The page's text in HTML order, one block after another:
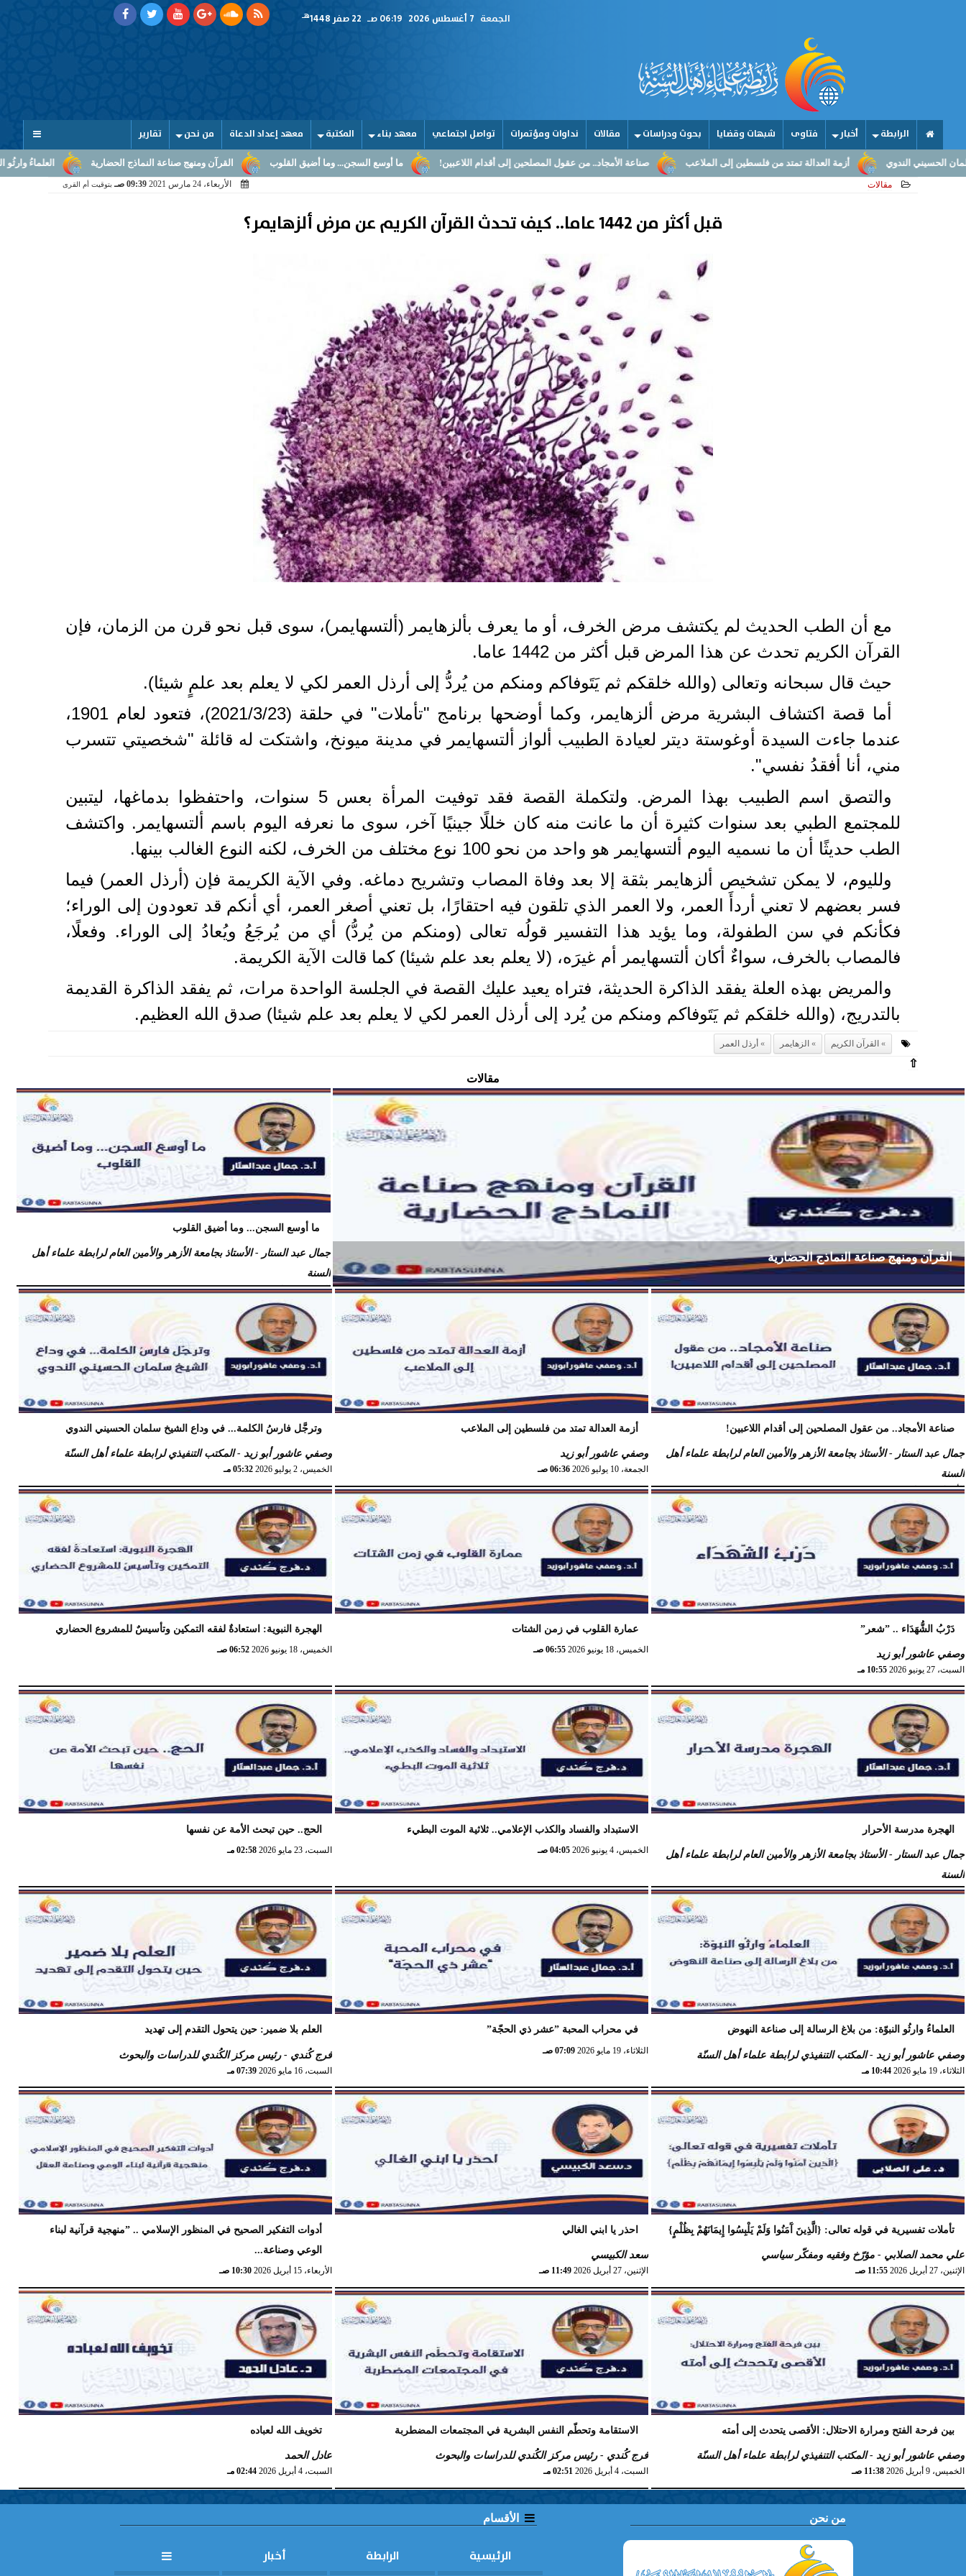
الجمعة 06:19 صـ هـ
الرابطة أخبار فتاوى شبهات وقضايا بحوث ودراسات مقالات نداوات ومؤتمرات تواصل اجتماعي معهد بناء المكتبة معهد إعداد الدعاة من نحن تقارير
العلماءُ وارثُو النبوّة: من بلاغ القرآن ومنهج صناعة النماذج الحضارية ما أوسع السجن... وما أضيق القلوب صناعة الأمجاد.. من عقول المصلحين إلى أقدام اللاعبين! أزمة العدالة تمتد من فلسطين إلى الملاعب
مقالات الأربعاء، 24 مارس 2021 09:39 صـ بتوقيت أم القرى
قبل أكثر من 1442 عاما.. كيف تحدث القرآن الكريم عن مرض ألزهايمر؟
مع أن الطب الحديث لم يكتشف مرض الخرف، أو ما يعرف بألزهايمر (ألتسهايمر)، سوى قبل نحو قرن من الزمان، فإن
القرآن الكريم تحدث عن هذا المرض قبل أكثر من 1442 عاما.
حيث قال سبحانه وتعالى (والله خلقكم ثم يَتَوفاكم ومنكم من يُردُّ إلى أرذل العمر لكي لا يعلم بعد علمٍ شيئا).
أما قصة اكتشاف البشرية مرض ألزهايمر، وكما أوضحها برنامج "تأملات" في حلقة (2021/3/23)، فتعود لعام 1901،
عندما جاءت السيدة أوغوستة ديتر لعيادة الطبيب ألواز ألتسهايمر في مدينة ميونخ، واشتكت له قائلة "شخصيتي تتسرب
مني، أنا أفقدُ نفسي".
والتصق اسم الطبيب بهذا المرض. ولتكملة القصة فقد توفيت المرأة بعس 5 سنوات، واحتفظوا بدماغها، ليتبين
للمجتمع الطبي بعد سنوات كثيرة أن ما عانت منه كان خللًا جينيًا آخر، سوى ما نعرفه اليوم باسم ألتسهايمر. واكتشف
الطب حديثًا أن ما نسميه اليوم ألتسهايمر هو واحد من نحو 100 نوع مختلف من الخرف، لكنه النوع الغالب بينها.
ولليوم، لا يمكن تشخيص ألزهايمر بثقة إلا بعد وفاة المصاب وتشريح دماغه. وفي الآية الكريمة فإن (أرذل العمر) فيما
فسر بعضهم لا تعني أردأَ العمر، ولا العمر الذي تلقون فيه احتقارًا، بل تعني أصغر العمر، أي أنكم قد تعودون إلى الوراء؛
فكأنكم في سن الطفولة، وما يؤيد هذا التفسير قولُه تعالى (ومنكم من يُردُّ) أي من يُرجَعُ ويُعادُ إلى الوراء. وفعلًا،
فالمصاب بالخرف، سواءٌ أكان ألتسهايمر أم غيرَه، (لا يعلم بعد علم شيئا) كما قالت الآية الكريمة.
والمريض بهذه العلة يفقد الذاكرة الحديثة، فتراه يعيد عليك القصة في الجلسة الواحدة مرات، ثم يفقد الذاكرة القديمة
بالتدريج، (والله خلقكم ثم يَتَوفاكم ومنكم من يُرد إلى أرذل العمر لكي لا يعلم بعد علم شيئا) صدق الله العظيم.
القرآن الكريم الزهايمر أرذل العمر
⇧
مقالات
القرآن ومنهج صناعة النماذج الحضارية
فرج كُندي - رئيس مركز الكُندي للدراسات والبحوث
السبت، 18 يوليو 2026 09:14 مـ
ما أوسع السجن... وما أضيق القلوب
جمال عبد الستار - الأستاذ بجامعة الأزهر والأمين العام لرابطة علماء أهل
السنة
السبت، 18 يوليو 2026 12:29 مـ
صناعة الأمجاد.. من عقول المصلحين إلى أقدام اللاعبين!
جمال عبد الستار - الأستاذ بجامعة الأزهر والأمين العام لرابطة علماء أهل
السنة
الأربعاء، 15 يوليو 2026 09:08 صـ
أزمة العدالة تمتد من فلسطين إلى الملاعب
وصفي عاشور أبو زيد
الجمعة، 10 يوليو 2026 06:36 صـ
وترجَّل فارسُ الكلمة... في وداع الشيخ سلمان الحسيني الندوي
وصفي عاشور أبو زيد - المكتب التنفيذي لرابطة علماء أهل السنّة
الخميس، 2 يوليو 2026 05:32 مـ
دَرْبُ الشُّهَدَاء .. ”شعر”
وصفي عاشور أبو زيد
السبت، 27 يونيو 2026 10:55 مـ
عمارة القلوب في زمن الشتات
الخميس، 18 يونيو 2026 06:55 صـ
الهجرة النبوية: استعادةٌ لفقه التمكين وتأسيسٌ للمشروع الحضاري
الخميس، 18 يونيو 2026 06:52 صـ
الهجرة مدرسة الأحرار
جمال عبد الستار - الأستاذ بجامعة الأزهر والأمين العام لرابطة علماء أهل
السنة
الثلاثاء، 16 يونيو 2026 10:22 صـ
الاستبداد والفساد والكذب الإعلامي.. ثلاثية الموت البطيء
الخميس، 4 يونيو 2026 04:05 صـ
الحج.. حين تبحث الأمة عن نفسها
السبت، 23 مايو 2026 02:58 مـ
العلماءُ وارثُو النبوّة: من بلاغ الرسالة إلى صناعة النهوض
وصفي عاشور أبو زيد - المكتب التنفيذي لرابطة علماء أهل السنّة
الثلاثاء، 19 مايو 2026 10:44 مـ
في محراب المحبة ”عشر ذي الحجّة”
الثلاثاء، 19 مايو 2026 07:09 صـ
العلم بلا ضمير: حين يتحول التقدم إلى تهديد
فرج كُندي - رئيس مركز الكُندي للدراسات والبحوث
السبت، 16 مايو 2026 07:39 مـ
تأملات تفسيرية في قوله تعالى: {الَّذِينَ آَمَنُوا وَلَمْ يَلْبِسُوا إِيمَانَهُمْ بِظُلْمٍ}
علي محمد الصلابي - مؤرّخ وفقيه ومفكّر سياسي
الإثنين، 27 أبريل 2026 11:55 صـ
احذر يا ابني الغالي
سعد الكبيسي
الإثنين، 27 أبريل 2026 11:49 صـ
أدوات التفكير الصحيح في المنظور الإسلامي .. ”منهجية قرآنية لبناء
الوعي وصناعة...
الأربعاء، 15 أبريل 2026 10:30 صـ
بين فرحة الفتح ومرارة الاحتلال: الأقصى يتحدث إلى أمته
وصفي عاشور أبو زيد - المكتب التنفيذي لرابطة علماء أهل السنّة
الخميس، 9 أبريل 2026 11:38 صـ
الاستقامة وتحطّم النفس البشرية في المجتمعات المضطربة
فرج كُندي - رئيس مركز الكُندي للدراسات والبحوث
السبت، 4 أبريل 2026 02:51 مـ
تخويف الله لعباده
عادل الحمد
السبت، 4 أبريل 2026 02:44 مـ
من نحن الأقسام
الرئيسية الرابطة أخبار